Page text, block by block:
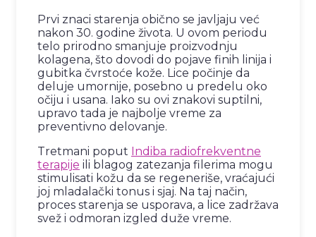
Prvi znaci starenja obično se javljaju već
nakon 30. godine života. U ovom periodu
telo prirodno smanjuje proizvodnju
kolagena, što dovodi do pojave finih linija i
gubitka čvrstoće kože. Lice počinje da
deluje umornije, posebno u predelu oko
očiju i usana. Iako su ovi znakovi suptilni,
upravo tada je najbolje vreme za
preventivno delovanje.
Tretmani poput Indiba radiofrekventne
terapije ili blagog zatezanja filerima mogu
stimulisati kožu da se regeneriše, vraćajući
joj mladalački tonus i sjaj. Na taj način,
proces starenja se usporava, a lice zadržava
svež i odmoran izgled duže vreme.